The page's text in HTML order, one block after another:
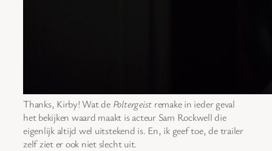
Thanks, Kirby! Wat de Poltergeist remake in ieder geval
het bekijken waard maakt is acteur Sam Rockwell die
eigenlijk altijd wel uitstekend is. En, ik geef toe, de trailer
zelf ziet er ook niet slecht uit.